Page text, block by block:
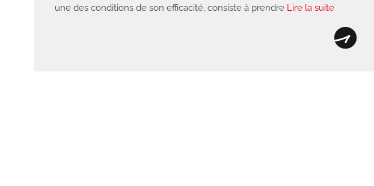
une des conditions de son efficacité, consiste à prendre Lire la suite